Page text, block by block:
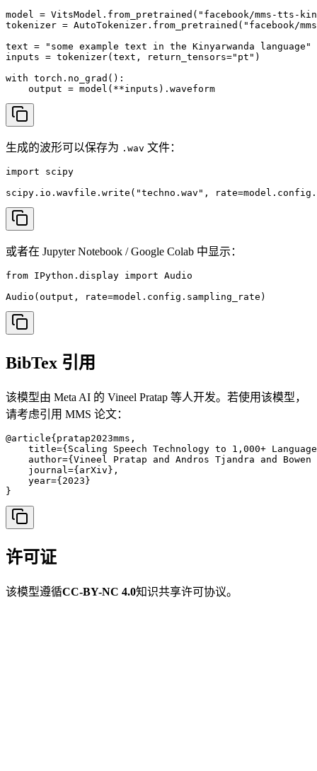
model = VitsModel.from_pretrained("facebook/mms-tts-
tokenizer = AutoTokenizer.from_pretrained("facebook/
text = "some example text in the Kinyarwanda language"
inputs = tokenizer(text, return_tensors="pt")
with torch.no_grad():
    output = model(**inputs).waveform
生成的波形可以保存为 .wav 文件：
import scipy
scipy.io.wavfile.write("techno.wav",
或者在 Jupyter Notebook / Google Colab 中显示：
from IPython.display import Audio
Audio(output, rate=model.config.sampling_rate)
BibTex 引用
该模型由 Meta AI 的 Vineel Pratap 等人开发。若使用该模型，
请考虑引用 MMS 论文：
@article{pratap2023mms,
title={Scaling Speech Technology to 1,000+
author={Vineel Pratap and Andros Tjandra and
    journal={arXiv},
    year={2023}
}
许可证
该模型遵循CC-BY-NC 4.0知识共享许可协议。